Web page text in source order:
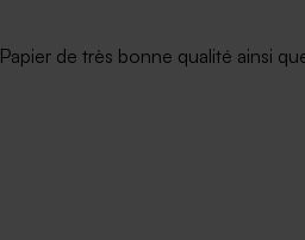
de très bonne qualité ainsi